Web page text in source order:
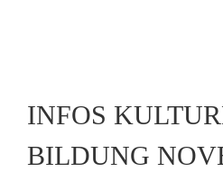
INFOS
BILDUNG